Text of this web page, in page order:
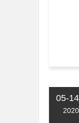
05-14
2020